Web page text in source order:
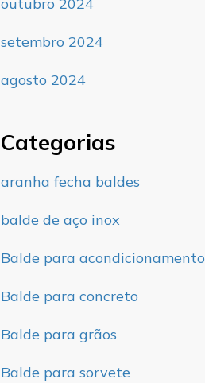
setembro 2024
agosto 2024
Categorias
aranha fecha baldes
balde de aço inox
Balde para acondicionamento
Balde para concreto
Balde para grãos
Balde para sorvete